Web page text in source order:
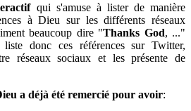
qui s'amuse à lister de manière
à Dieu sur les différents réseaux
beaucoup dire "Thanks God, ..."
donc ces références sur Twitter,
réseaux sociaux et les présente de
a déjà été remercié pour avoir: